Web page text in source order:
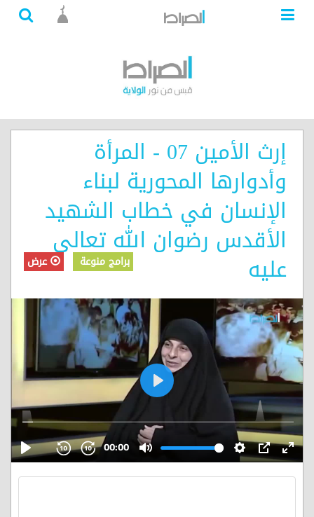
إرث الأمين 07 - المرأة
وأدوارها المحورية لبناء
الإنسان في خطاب الشهيد
الأقدس رضوان الله تعالى
عليه برامج منوعة عرض